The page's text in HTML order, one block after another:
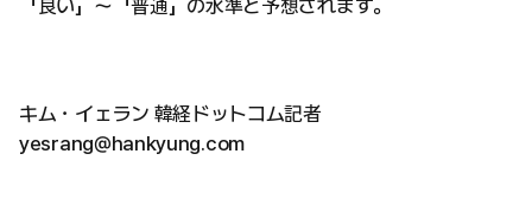
「良い」～「普通」の水準と予想されます。
キム・イェラン 韓経ドットコム記者
yesrang@hankyung.com